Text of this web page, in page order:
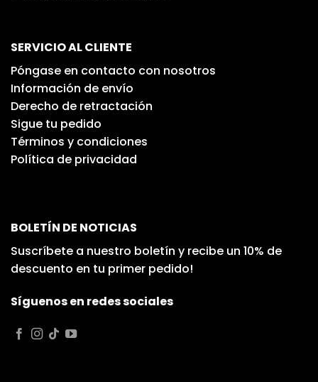
SERVICIO AL CLIENTE
Póngase en contacto con nosotros
Información de envío
Derecho de retractación
Sigue tu pedido
Términos y condiciones
Política de privacidad
BOLETÍN DE NOTICIAS
Suscríbete a nuestro boletín y recibe un 10% de
descuento en tu primer pedido!
Síguenos en redes sociales